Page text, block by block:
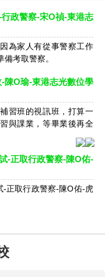
政警察-宋O禎-東港志
為家人有從事警察工作
考取警察。
陳O瑜-東港志光數位學
習班的視訊班，打算一
與課業，等畢業後再全
-正取行政警察-陳O佑-
-正取行政警察-陳O佑-虎